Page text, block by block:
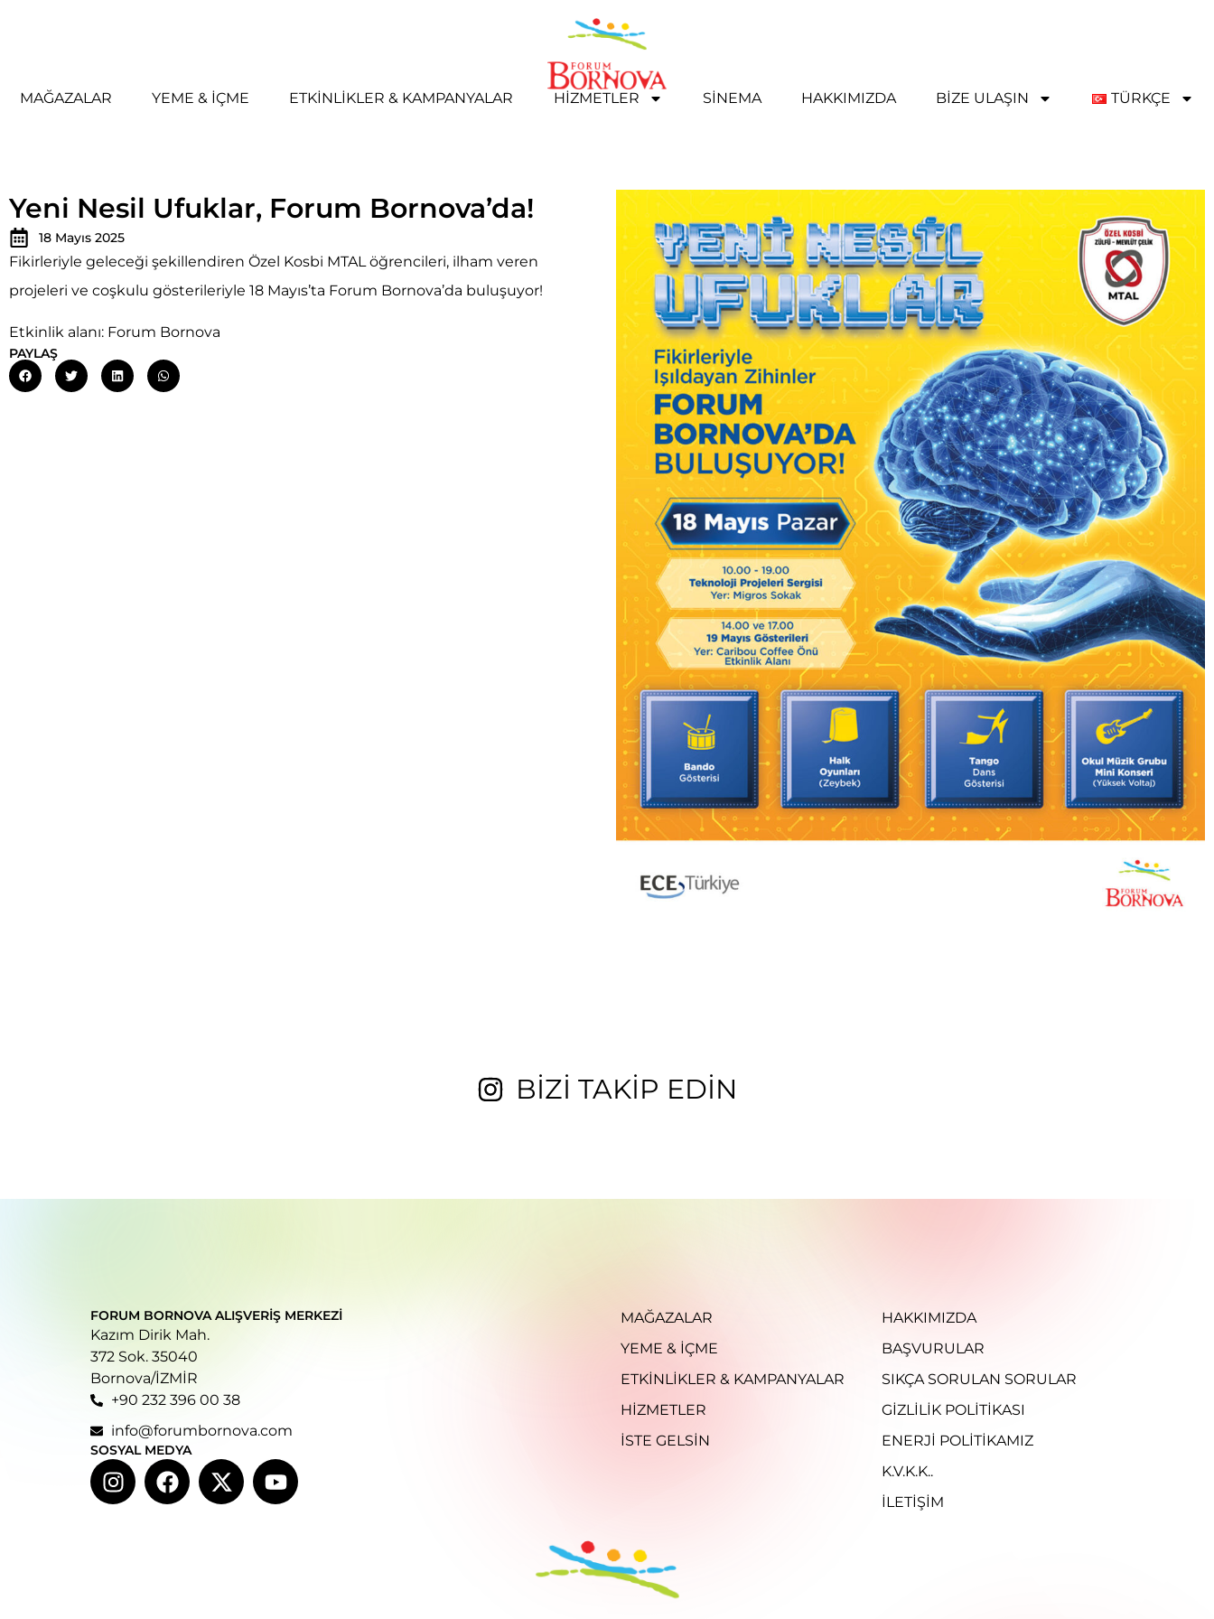
MAĞAZALAR YEME & İÇME ETKINLIKLER & KAMPANYALAR HIZMETLER SINEMA HAKKIMIZDA BIZE ULAŞIN TÜRKÇE
Yeni Nesil Ufuklar, Forum Bornova’da!
18 Mayıs 2025
Fikirleriyle geleceği şekillendiren Özel Kosbi MTAL öğrencileri, ilham veren
projeleri ve coşkulu gösterileriyle 18 Mayıs’ta Forum Bornova’da buluşuyor!
Etkinlik alanı: Forum Bornova
PAYLAŞ
BİZİ TAKİP EDİN
FORUM BORNOVA ALIŞVERIŞ MERKEZI
Kazım Dirik Mah.
372 Sok. 35040
Bornova/İZMİR
+90 232 396 00 38
info@forumbornova.com
SOSYAL MEDYA
MAĞAZALAR
YEME & İÇME
ETKINLIKLER & KAMPANYALAR
HIZMETLER
İSTE GELSIN
HAKKIMIZDA
BAŞVURULAR
SIKÇA SORULAN SORULAR
GIZLILIK POLITIKASI
ENERJI POLITIKAMIZ
K.V.K.K..
İLETİŞİM